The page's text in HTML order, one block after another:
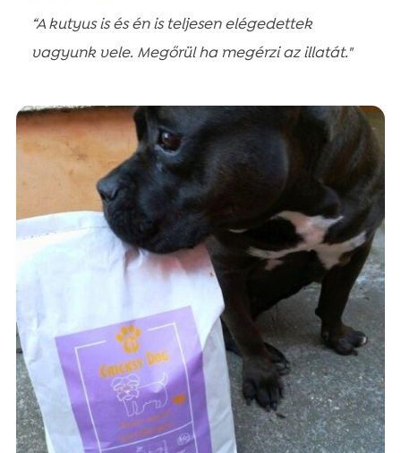
“A kutyus is és én is teljesen elégedettek
vagyunk vele. Megőrül ha megérzi az illatát."